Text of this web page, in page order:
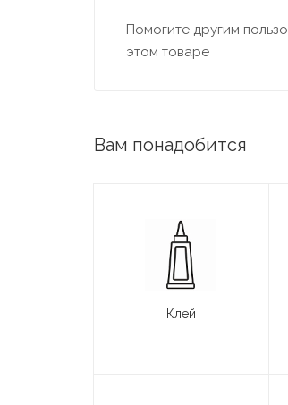
Помогите другим
этом товаре
Вам понадобится
Клей